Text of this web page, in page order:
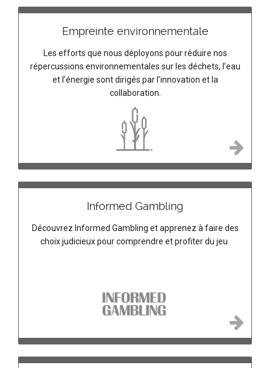
Empreinte environnementale
Les efforts que nous déployons pour réduire nos
répercussions environnementales sur les déchets, l’eau
et l’énergie sont dirigés par l’innovation et la
collaboration.
Informed Gambling
Découvrez Informed Gambling et apprenez à faire des
choix judicieux pour comprendre et profiter du jeu.